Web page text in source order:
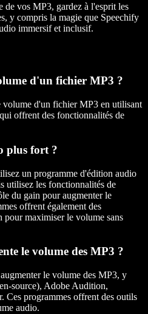
de vos MP3, gardez à l'esprit les
y compris la magie que Speechify
immersif et inclusif.
d'un fichier MP3 ?
volume d'un fichier MP3 en utilisant
offrent des fonctionnalités de
plus fort ?
un programme d'édition audio
utilisez les fonctionnalités de
du gain pour augmenter le
offrent également des
maximiser le volume sans
le volume des MP3 ?
le volume des MP3, y
source), Adobe Audition,
Ces programmes offrent des outils
audio.